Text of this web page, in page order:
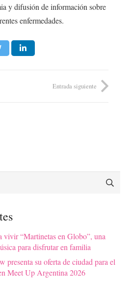
y difusión de información sobre
enfermedades.
Entrada siguiente
vivir “Martinetas en Globo”, una
para disfrutar en familia
presenta su oferta de ciudad para el
Meet Up Argentina 2026